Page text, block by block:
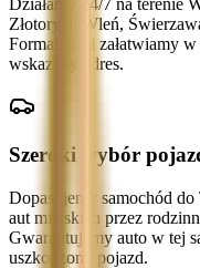
Złotoryja, Wleń,
Formalności załatwiamy
wskazany adres.
Szeroki wybór
Dopasujemy samochód
aut miejskich przez
Gwarantujemy auto w tej
uszkodzony pojazd.